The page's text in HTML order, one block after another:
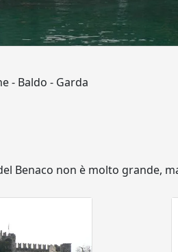
- Baldo - Garda
Benaco non è molto grande,